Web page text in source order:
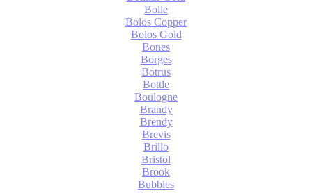
Bolle
Bolos Copper
Bolos Gold
Bones
Borges
Botrus
Bottle
Boulogne
Brandy
Brendy
Brevis
Brillo
Bristol
Brook
Bubbles